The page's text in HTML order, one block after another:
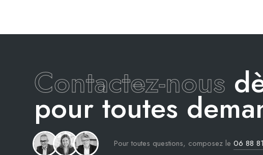
Contactez-nous
pour toutes
Pour toutes questions, composez le06 88